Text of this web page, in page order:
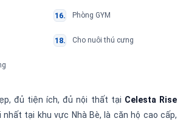
Phòng GYM
Cho nuôi thú cưng
đủ tiện ích, đủ nội thất tại Celesta Rise
nhất tại khu vực Nhà Bè, là căn hộ cao cấp,